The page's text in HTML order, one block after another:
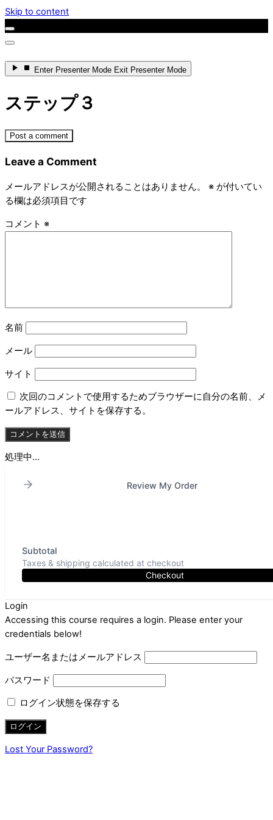
Skip to content
Enter Presenter Mode Exit Presenter Mode
ステップ３
Post a comment
Leave a Comment
メールアドレスが公開されることはありません。 ※ が付いてい
る欄は必須項目です
コメント ※
名前
メール
サイト
次回のコメントで使用するためブラウザーに自分の名前、メ
ールアドレス、サイトを保存する。
処理中...
Review My Order
Subtotal
Taxes & shipping calculated at checkout
Checkout
Login
Accessing this course requires a login. Please enter your
credentials below!
ユーザー名またはメールアドレス
パスワード
ログイン状態を保存する
Lost Your Password?